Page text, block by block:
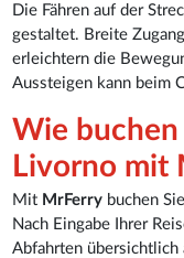
Die Fähren auf der
gestaltet. Breite
erleichtern die
Aussteigen kann beim
Wie buchen
Livorno mit
Mit MrFerry buchen
Nach Eingabe Ihrer
Abfahrten